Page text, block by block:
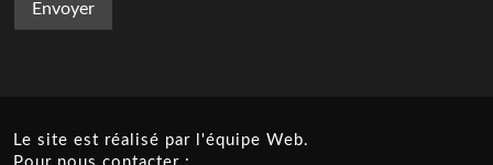
Le site est réalisé par l'équipe Web.